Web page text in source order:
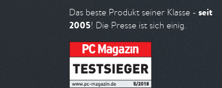
Das beste Produkt seiner Klasse - seit
2005! Die Presse ist sich einig.